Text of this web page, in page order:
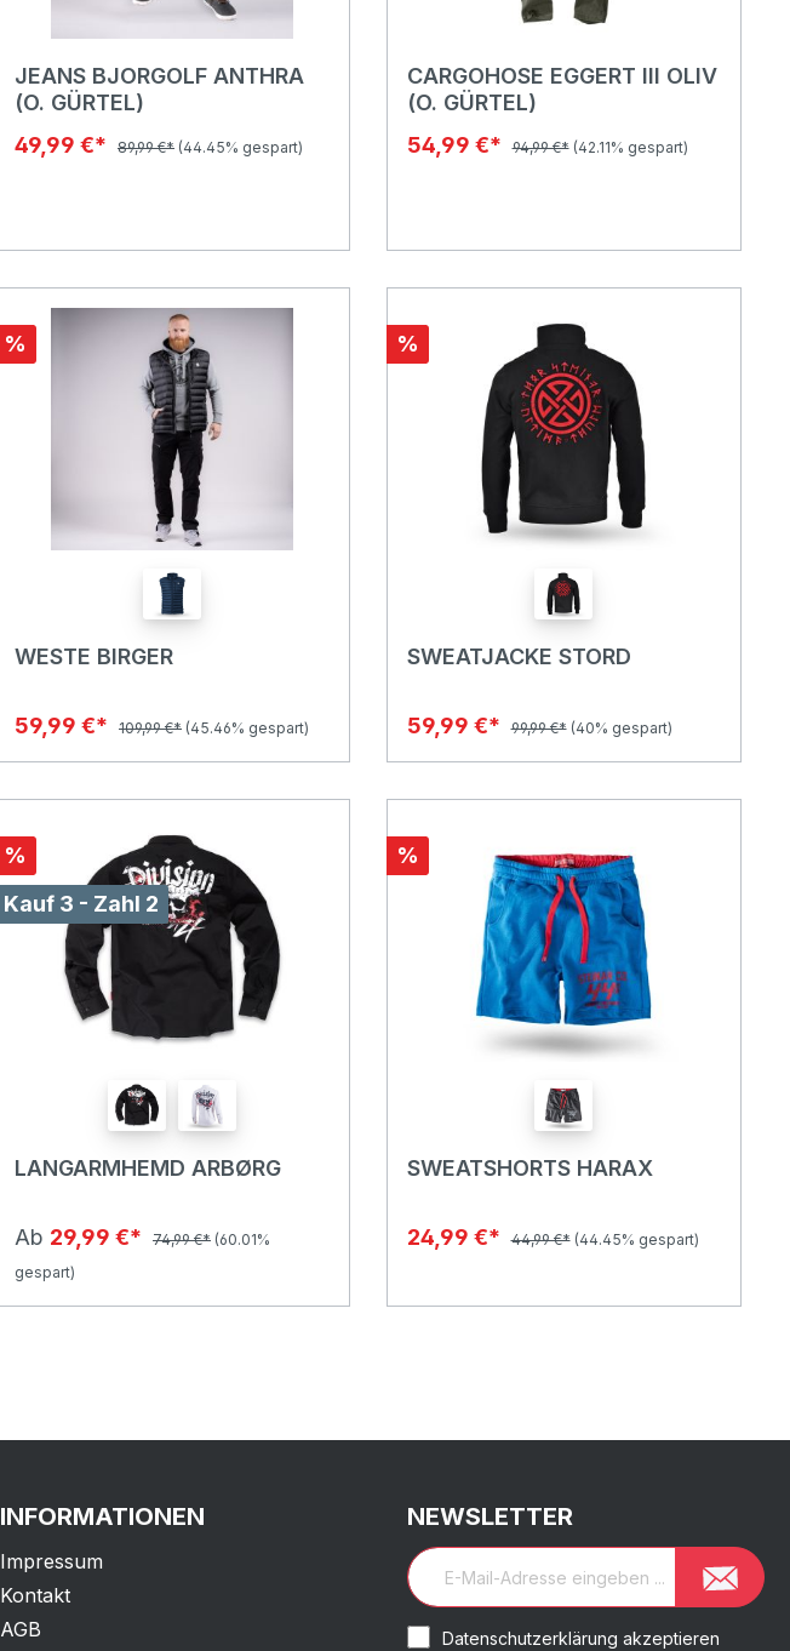
JEANS BJORGOLF ANTHRA
(O. GÜRTEL)
49,99 €*
89,99 €* (44.45% gespart)
CARGOHOSE EGGERT III OLIV
(O. GÜRTEL)
54,99 €*
94,99 €* (42.11% gespart)
%
WESTE BIRGER
59,99 €* 109,99 €* (45.46% gespart)
%
SWEATJACKE STORD
59,99 €* 99,99 €* (40% gespart)
%
Kauf 3 - Zahl 2
LANGARMHEMD ARBØRG
Ab 29,99 €* 74,99 €* (60.01%
gespart)
%
SWEATSHORTS HARAX
24,99 €* 44,99 €* (44.45% gespart)
INFORMATIONEN
Impressum
Kontakt
AGB
NEWSLETTER
Datenschutzerklärung akzeptieren